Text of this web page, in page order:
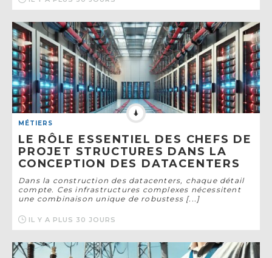
MÉTIERS
LE RÔLE ESSENTIEL DES CHEFS DE
PROJET STRUCTURES DANS LA
CONCEPTION DES DATACENTERS
Dans la construction des datacenters, chaque détail
compte. Ces infrastructures complexes nécessitent
une combinaison unique de robustess [...]
IL Y A PLUS 30 JOURS